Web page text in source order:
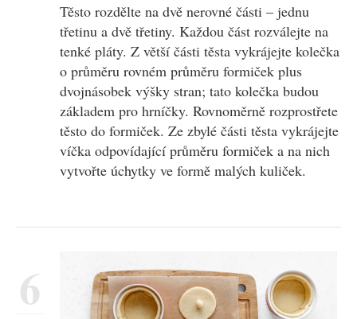
Těsto rozdělte na dvě nerovné části – jednu
třetinu a dvě třetiny. Každou část rozválejte na
tenké pláty. Z větší části těsta vykrájejte kolečka
o průměru rovném průměru formiček plus
dvojnásobek výšky stran; tato kolečka budou
základem pro hrníčky. Rovnoměrně rozprostřete
těsto do formiček. Ze zbylé části těsta vykrájejte
víčka odpovídající průměru formiček a na nich
vytvořte úchytky ve formě malých kuliček.
6